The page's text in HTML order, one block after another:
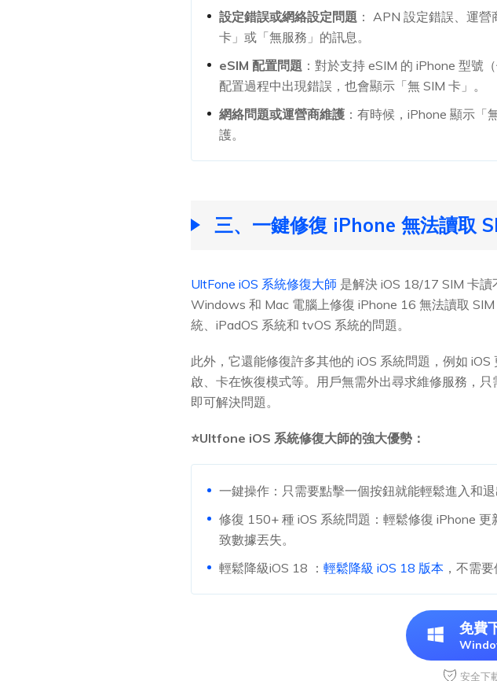
設定錯誤或網絡設定問題 ： APN 設定錯誤、運
卡」或「無服務」的訊息。
eSIM 配置問題 ：對於支持 eSIM 的 iPhone 型號
配置過程中出現錯誤，也會顯示「無 SIM 卡」。
網絡問題或運營商維護 ：有時候，iPhone 顯示
護。
三、一鍵修復 iPhone 無法讀取
UltFone iOS 系統修復大師 是解決 iOS 18/17 SIM 卡
Windows 和 Mac 電腦上修復 iPhone 16 無法讀取
統、iPadOS 系統和 tvOS 系統的問題。
此外，它還能修復許多其他的 iOS 系統問題，例如
啟、卡在恢復模式等。用戶無需外出尋求維修服務，
即可解決問題。
⭐Ultfone iOS 系統修復大師的強大優勢：
一鍵操作：只需要點擊一個按鈕就能輕鬆進入和
修復 150+ 種 iOS 系統問題：輕鬆修復 iPhone
致數據丟失。
輕鬆降級iOS 18 ： 輕鬆降級 iOS 18 版本 ，不需
免費
安全下